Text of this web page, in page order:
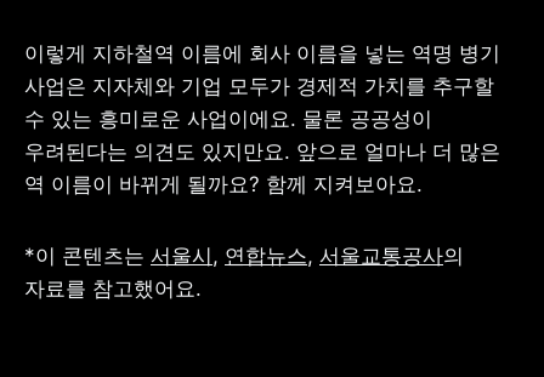
이렇게 지하철역 이름에 회사 이름을 넣는 역명 병기
사업은 지자체와 기업 모두가 경제적 가치를 추구할
수 있는 흥미로운 사업이에요. 물론 공공성이
우려된다는 의견도 있지만요. 앞으로 얼마나 더 많은
역 이름이 바뀌게 될까요? 함께 지켜보아요.
*이 콘텐츠는 서울시, 연합뉴스, 서울교통공사의
자료를 참고했어요.